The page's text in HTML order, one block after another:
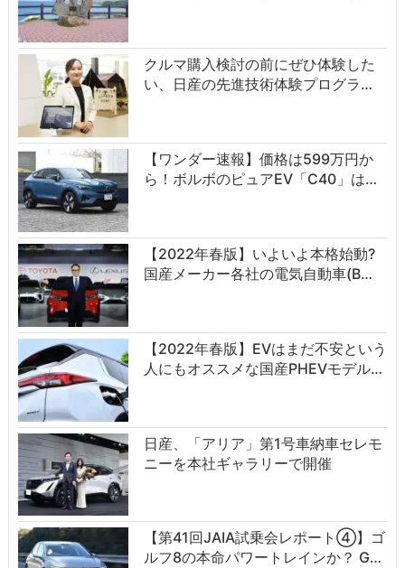
クルマ購入検討の前にぜひ体験した
い、日産の先進技術体験プログラ…
【ワンダー速報】価格は599万円か
ら！ボルボのピュアEV「C40」は…
【2022年春版】いよいよ本格始動?
国産メーカー各社の電気自動車(B…
【2022年春版】EVはまだ不安という
人にもオススメな国産PHEVモデル…
日産、「アリア」第1号車納車セレモ
ニーを本社ギャラリーで開催
【第41回JAIA試乗会レポート④】ゴ
ルフ8の本命パワートレインか？ G…